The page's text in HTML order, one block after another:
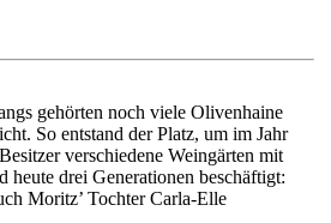
gehörten noch viele Olivenhaine
So entstand der Platz, um im Jahr
verschiedene Weingärten mit
drei Generationen beschäftigt:
Moritz’ Tochter Carla-Elle